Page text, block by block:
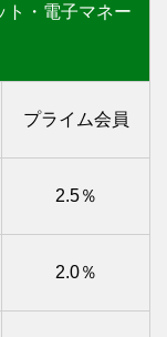
ト・電子マネー
プライム会員
2.5％
2.0％